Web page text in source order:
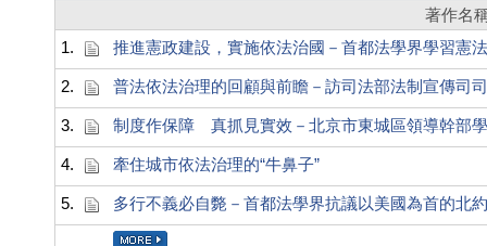
著作名
1.
推進憲政建設，實施依法治國－首都法學界學習憲
2. 普法依法治理的回顧與前瞻－訪司法部法制宣傳司
3. 制度作保障 真抓見實效－北京市東城區領導幹部
4. 牽住城市依法治理的“牛鼻子”
5. 多行不義必自斃－首都法學界抗議以美國為首的北